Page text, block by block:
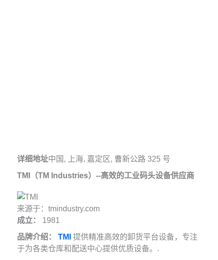
详细地址中国, 上海, 嘉定区, 曹新公路 325 号
TMI（TM Industries）--高效的工业码头设备供应商
来源于：tmindustry.com
成立： 1981
品牌介绍：
TMI 提供精准高效的卸货平台设备，专注
于为各类仓库和配送中心提供优质设备。.